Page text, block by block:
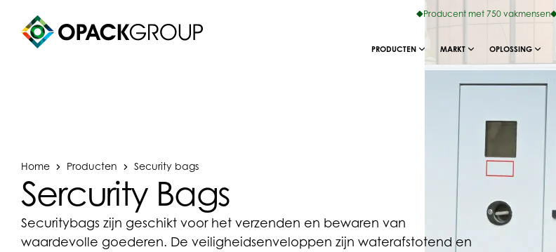
Producent met 750 vakmensen
PRODUCTEN MARKT OPLOSSING
Home Producten Security bags
Sercurity Bags
Securitybags zijn geschikt voor het verzenden en bewaren van
waardevolle goederen. De veiligheidsenveloppen zijn waterafstotend en